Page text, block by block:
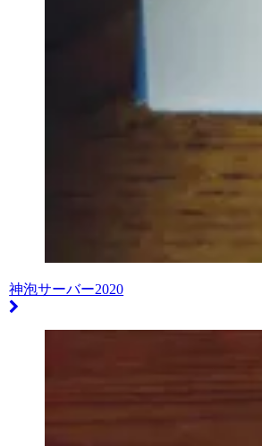
神泡サーバー2020